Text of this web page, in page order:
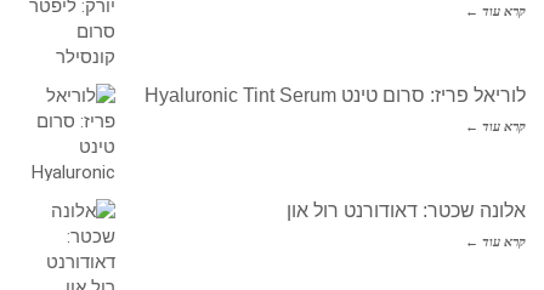
קרא עוד ←
לוריאל פריז: סרום טינט Hyaluronic Tint Serum
קרא עוד ←
אלונה שכטר: דאודורנט רול און
קרא עוד ←